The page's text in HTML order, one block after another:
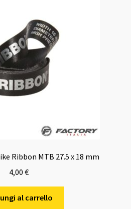
Ribbon MTB 27.5 x 18 mm
4,00 €
al carrello